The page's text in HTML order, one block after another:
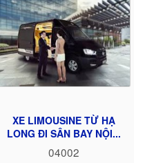
XE LIMOUSINE TỪ HẠ
LONG ĐI SÂN BAY NỘI...
04002